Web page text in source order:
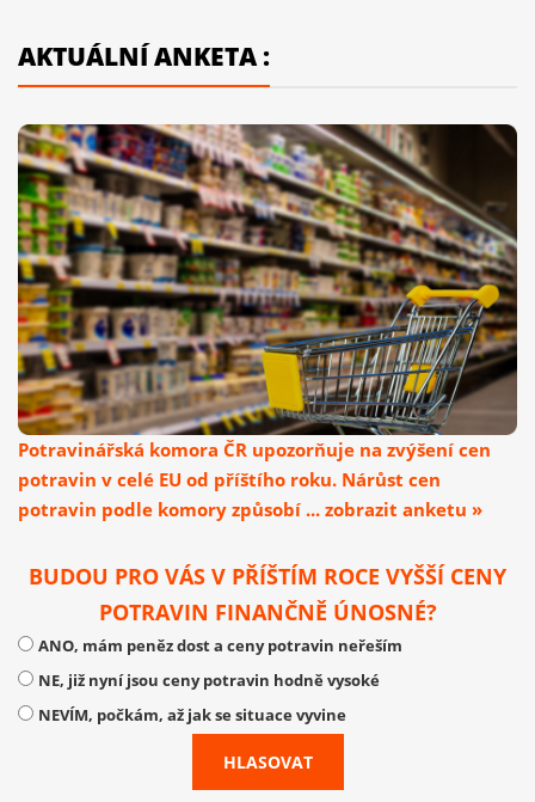
AKTUÁLNÍ ANKETA :
Potravinářská komora ČR upozorňuje na zvýšení cen
potravin v celé EU od příštího roku. Nárůst cen
potravin podle komory způsobí ... zobrazit anketu »
BUDOU PRO VÁS V PŘÍŠTÍM ROCE VYŠŠÍ CENY
POTRAVIN FINANČNĚ ÚNOSNÉ?
ANO, mám peněz dost a ceny potravin neřeším
NE, již nyní jsou ceny potravin hodně vysoké
NEVÍM, počkám, až jak se situace vyvine